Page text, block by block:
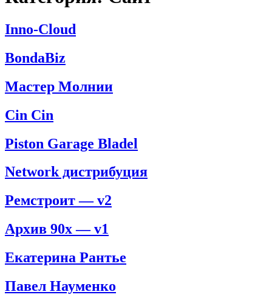
Inno-Cloud
BondaBiz
Мастер Молнии
Cin Cin
Piston Garage Bladel
Network дистрибуция
Ремстроит — v2
Архив 90x — v1
Екатерина Рантье
Павел Науменко